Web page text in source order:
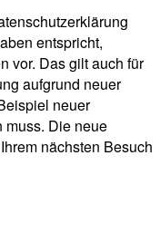
entspricht,
vor. Das gilt auch für
aufgrund neuer
neuer
muss. Die neue
nächsten Besuch